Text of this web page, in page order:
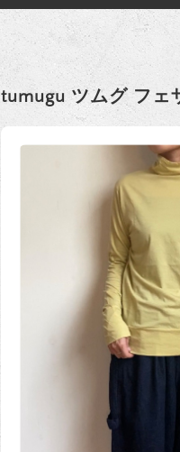
tumugu ツムグ フェ